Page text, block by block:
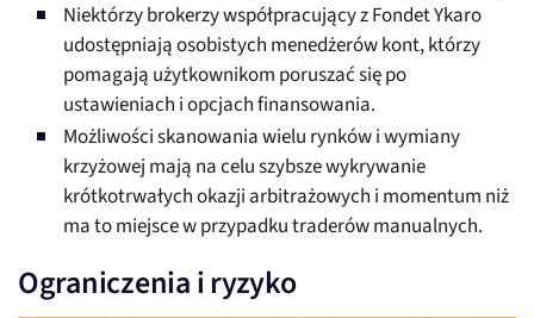
Niektórzy brokerzy współpracujący z Fondet Ykaro
udostępniają osobistych menedżerów kont, którzy
pomagają użytkownikom poruszać się po
ustawieniach i opcjach finansowania.
Możliwości skanowania wielu rynków i wymiany
krzyżowej mają na celu szybsze wykrywanie
krótkotrwałych okazji arbitrażowych i momentum niż
ma to miejsce w przypadku traderów manualnych.
Ograniczenia i ryzyko